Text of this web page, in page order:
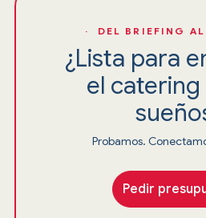
· DEL BRIEFING
¿Lista para
el
Probamos.
Pedir